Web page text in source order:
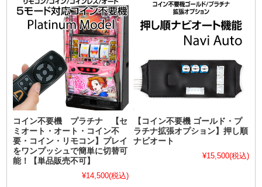
コイン不要機 プラチナ 【セ
ミオート・オート・コイン不
要・コイン・リモコン】プレイ
をワンプッシュで簡単に切替可
能！【単品販売不可】
¥14,500(税込)
【コイン不要機 ゴールド・プ
ラチナ拡張オプション】押し順
ナビオート
¥15,500(税込)